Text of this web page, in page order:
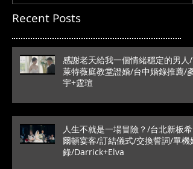
Recent Posts
感謝老天給我一個情緒穩定的男人/
萊特薇庭教堂證婚/台中婚錄推薦/彥
宇+霆瑄
人生不就是一場冒險？/台北新板希
爾頓宴客/訂結儀式/交換誓詞/單機婚
錄/Darrick+Elva